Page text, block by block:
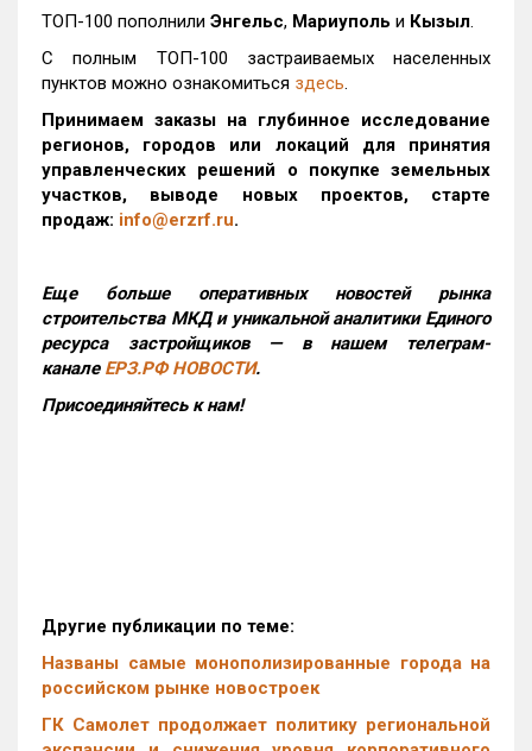
ТОП-100 пополнили Энгельс, Мариуполь и Кызыл.
С полным ТОП-100 застраиваемых населенных
пунктов можно ознакомиться здесь.
Принимаем заказы на глубинное исследование
регионов, городов или локаций для принятия
управленческих решений о покупке земельных
участков, выводе новых проектов, старте
продаж: info@erzrf.ru.
Еще больше оперативных новостей рынка
строительства МКД и уникальной аналитики Единого
ресурса застройщиков — в нашем телеграм-
канале ЕРЗ.РФ НОВОСТИ.
Присоединяйтесь к нам!
Другие публикации по теме:
Названы самые монополизированные города на
российском рынке новостроек
ГК Самолет продолжает политику региональной